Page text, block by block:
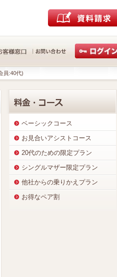
員:40代)
ベーシックコース
お見合いアシストコース
20代のための限定プラン
シングルマザー限定プラン
他社からの乗りかえプラン
お得なペア割